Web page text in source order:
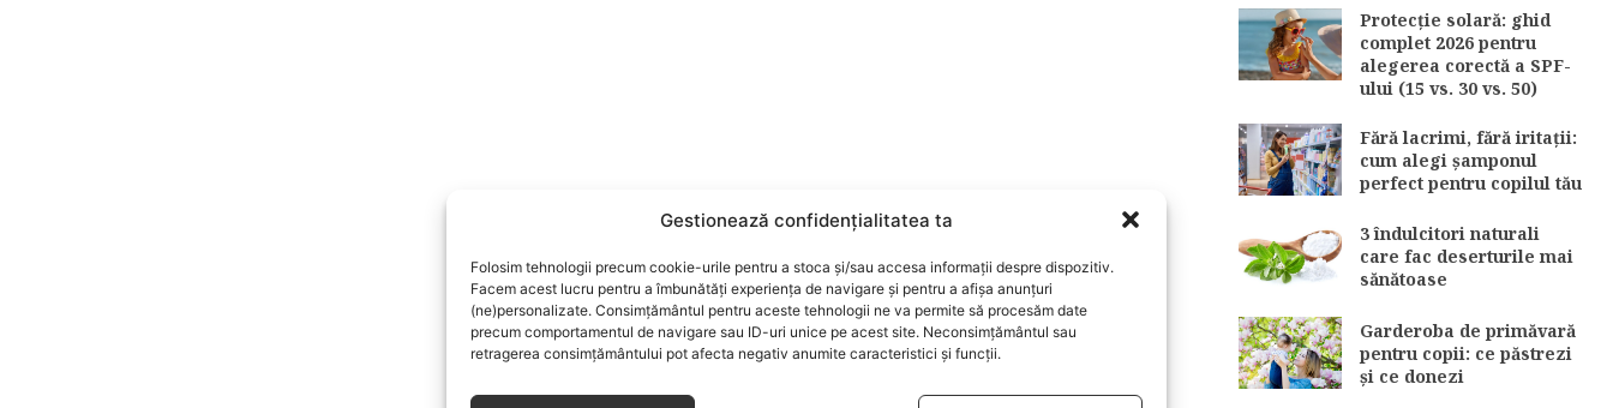
Gestionează confidențialitatea ta
Folosim tehnologii precum cookie-urile pentru a stoca și/sau accesa informații despre dispozitiv.
Facem acest lucru pentru a îmbunătăți experiența de navigare și pentru a afișa anunțuri
(ne)personalizate. Consimțământul pentru aceste tehnologii ne va permite să procesăm date
precum comportamentul de navigare sau ID-uri unice pe acest site. Neconsimțământul sau
retragerea consimțământului pot afecta negativ anumite caracteristici și funcții.
Protecție solară: ghid
complet 2026 pentru
alegerea corectă a SPF-
ului (15 vs. 30 vs. 50)
Fără lacrimi, fără iritații:
cum alegi șamponul
perfect pentru copilul tău
3 îndulcitori naturali
care fac deserturile mai
sănătoase
Garderoba de primăvară
pentru copii: ce păstrezi
și ce donezi